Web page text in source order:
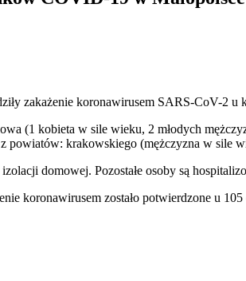
zakażenie koronawirusem SARS-CoV-2
(1 kobieta w sile wieku, 2 młodych
powiatów: krakowskiego (mężczyzna w sile
domowej. Pozostałe osoby są
koronawirusem zostało potwierdzone u 105